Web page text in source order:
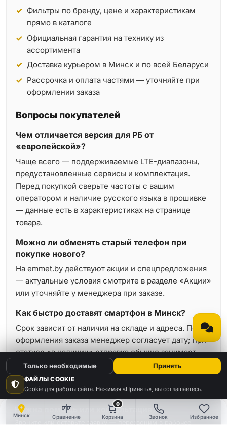
Минск Сравнение
0
Корзина Звонок Избранное
Фильтры по бренду, цене и характеристикам
прямо в каталоге
Официальная гарантия на технику из
ассортимента
Доставка курьером в Минск и по всей Беларуси
Рассрочка и оплата частями — уточняйте при
оформлении заказа
Вопросы покупателей
Чем отличается версия для РБ от
«европейской»?
Чаще всего — поддерживаемые LTE-диапазоны,
предустановленные сервисы и комплектация.
Перед покупкой сверьте частоты с вашим
оператором и наличие русского языка в прошивке
— данные есть в характеристиках на странице
товара.
Можно ли обменять старый телефон при
покупке нового?
На emmet.by действуют акции и спецпредложения
— актуальные условия смотрите в разделе «Акции»
или уточняйте у менеджера при заказе.
Как быстро доставят смартфон в Минск?
Срок зависит от наличия на складе и адреса. После
оформления заказа менеджер согласует дату; при
статусе «в наличии» отправка обычно занимает
минимальное время.
Нужна помощь или консультация?
ФАЙЛЫ COOKIE
Cookie для работы сайта. Нажимая «Принять», вы соглашаетесь.
Только необходимые Принять